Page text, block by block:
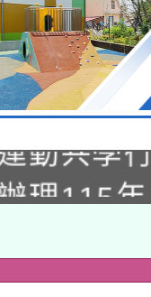
學年
結果公
理115
素養講